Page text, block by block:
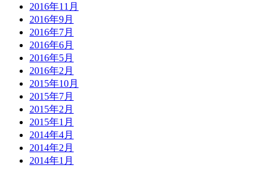
2016年11月
2016年9月
2016年7月
2016年6月
2016年5月
2016年2月
2015年10月
2015年7月
2015年2月
2015年1月
2014年4月
2014年2月
2014年1月